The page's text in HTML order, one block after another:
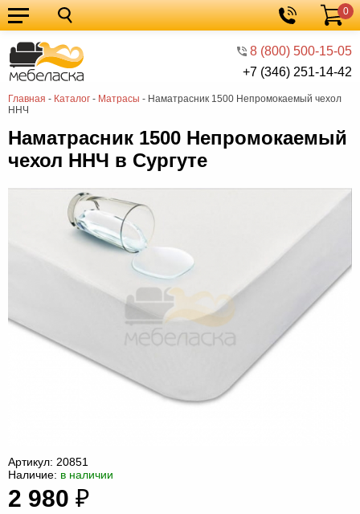
8 (800) 500-15-05
+7 (346) 251-14-42
Корзина
0
Главная - Каталог - Матрасы - Наматрасник 1500 Непромокаемый чехол
ННЧ
Кухонные
гарнитуры
Мебель
для
кухни
Мебель
для
спальни
Кровати
Шкафы
Диваны
Мягкая
прихожей
Комоды
ванной
трансформер
Матрасы
Кресла-
Наматрасник 1500 Непромокаемый
чехол ННЧ в Сургуте
Артикул: 20851
Наличие: в наличии
2 980 ₽